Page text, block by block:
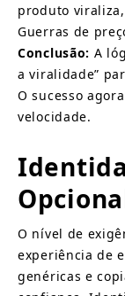
produto
Guerras de
Conclusão: A
a viralidade”
O sucesso
velocidade.
O nível de
experiência de
genéricas e